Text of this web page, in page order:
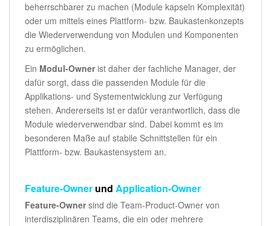
beherrschbarer zu machen (Module kapseln Komplexität)
oder um mittels eines Plattform- bzw. Baukastenkonzepts
die Wiederverwendung von Modulen und Komponenten
zu ermöglichen.
Ein Modul-Ownerist daher der fachliche Manager, der
dafür sorgt, dass die passenden Module für die
Applikations- und Systementwicklung zur Verfügung
stehen. Andererseits ist er dafür verantwortlich, dass die
Module wiederverwendbar sind. Dabei kommt es im
besonderen Maße auf stabile Schnittstellen für ein
Plattform- bzw. Baukastensystem an.
Feature-Owner und Application-Owner
Feature-Ownersind die Team-Product-Owner von
interdisziplinären Teams, die ein oder mehrere